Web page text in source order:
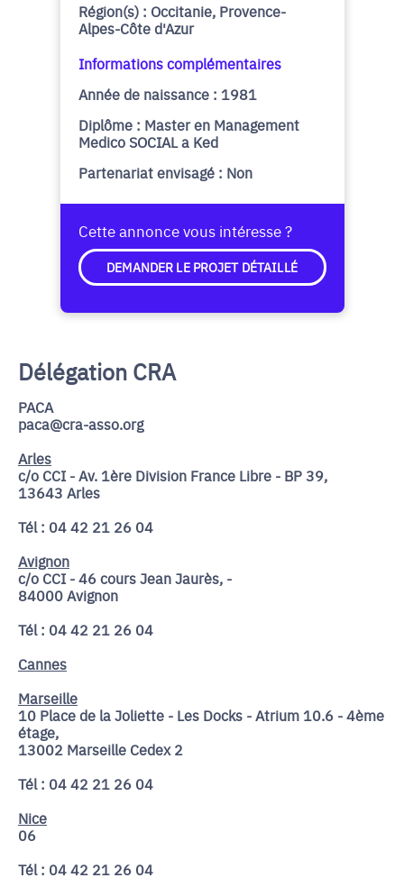
Région(s) : Occitanie, Provence-
Alpes-Côte d'Azur
Informations complémentaires
Année de naissance : 1981
Diplôme : Master en Management
Medico SOCIAL a Ked
Partenariat envisagé : Non
Cette annonce vous intéresse ?
DEMANDER LE PROJET DÉTAILLÉ
Délégation CRA
PACA
paca@cra-asso.org
Arles
c/o CCI - Av. 1ère Division France Libre - BP 39,
13643 Arles
Tél : 04 42 21 26 04
Avignon
c/o CCI - 46 cours Jean Jaurès, -
84000 Avignon
Tél : 04 42 21 26 04
Cannes
Marseille
10 Place de la Joliette - Les Docks - Atrium 10.6 - 4ème
étage,
13002 Marseille Cedex 2
Tél : 04 42 21 26 04
Nice
06
Tél : 04 42 21 26 04